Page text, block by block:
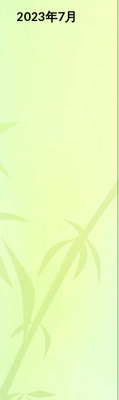
2023年7月